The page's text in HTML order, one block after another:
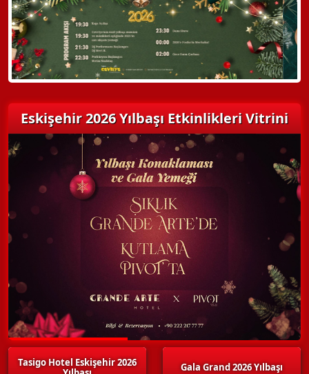
Detaylı Bilgi Alın
Eskişehir 2026 Yılbaşı Etkinlikleri Vitrini
Tasigo Hotel Eskişehir 2026
Gala Grand 2026 Yılbaşı